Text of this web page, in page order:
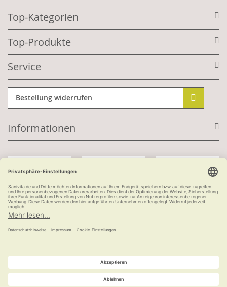
Top-Kategorien
Top-Produkte
Service
Bestellung widerrufen
Informationen
Kauf auf Rechnung
versandkostenfrei